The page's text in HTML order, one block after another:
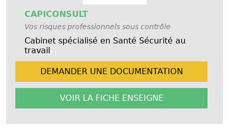
CAPICONSULT
Vos risques professionnels sous contrôle
Cabinet spécialisé en Santé Sécurité au
travail
DEMANDER UNE DOCUMENTATION
VOIR LA FICHE ENSEIGNE